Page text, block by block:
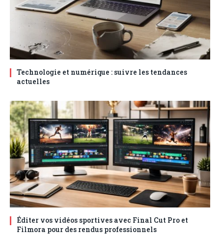
Technologie et numérique : suivre les tendances
actuelles
Éditer vos vidéos sportives avec Final Cut Pro et
Filmora pour des rendus professionnels